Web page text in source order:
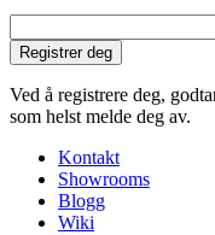
Registrer deg
Ved å registrere deg,
som helst melde deg av.
Kontakt
Showrooms
Blogg
Wiki